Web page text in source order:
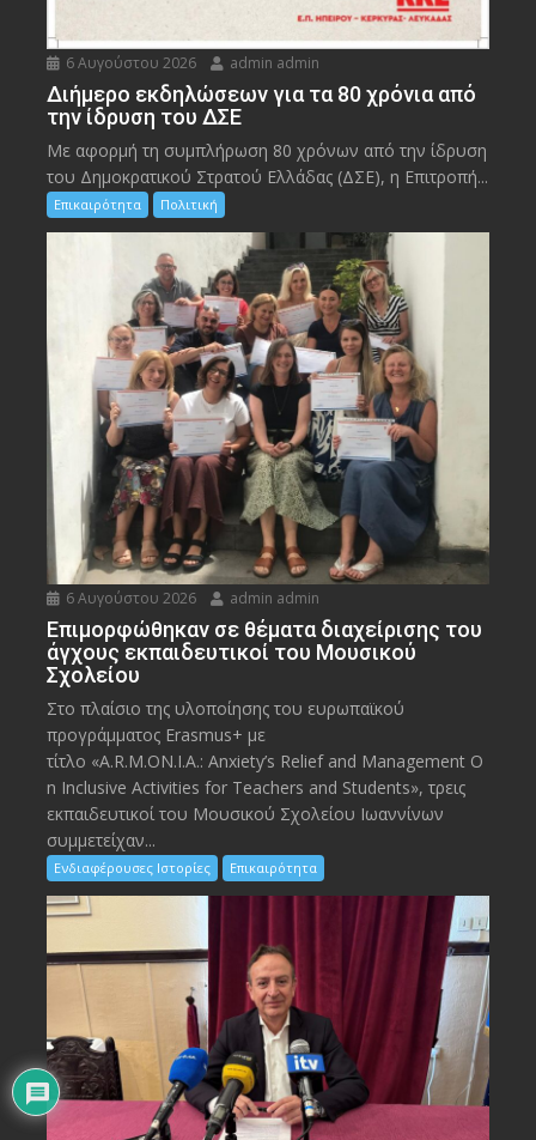
6 Αυγούστου 2026 admin admin
Διήμερο εκδηλώσεων για τα 80 χρόνια από
την ίδρυση του ΔΣΕ
Με αφορμή τη συμπλήρωση 80 χρόνων από την ίδρυση
του Δημοκρατικού Στρατού Ελλάδας (ΔΣΕ), η Επιτροπή...
Επικαιρότητα Πολιτική
6 Αυγούστου 2026 admin admin
Eπιμορφώθηκαν σε θέματα διαχείρισης του
άγχους εκπαιδευτικοί του Μουσικού
Σχολείου
Στο πλαίσιο της υλοποίησης του ευρωπαϊκού
προγράμματος Erasmus+ με
τίτλο «A.R.M.ON.I.A.: Anxiety’s Relief and Management O
n Inclusive Activities for Teachers and Students», τρεις
εκπαιδευτικοί του Μουσικού Σχολείου Ιωαννίνων
συμμετείχαν...
Ενδιαφέρουσες Ιστορίες Επικαιρότητα